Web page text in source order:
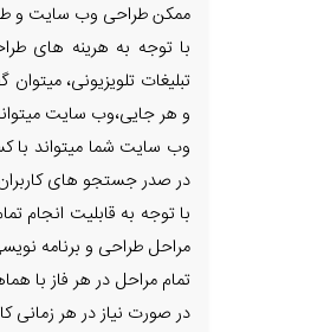
ممکن طراحی وب سایت و
با توجه به هرینه های
تبلیغات تلویزیونی،
و هر جایی،وب سایت
وب سایت شما میتواند با
در صدر جستجو های
با توجه به قابلیت انجام
مراحل طراحی و برنامه
تمام مراحل در هر فاز با
در صورت نیاز در هر